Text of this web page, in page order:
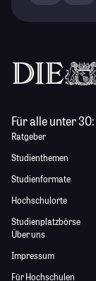
Für alle unter 30:
Ratgeber
Studienthemen
Studienformate
Hochschulorte
Studienplatzbörse
Über uns
Impressum
Für Hochschulen